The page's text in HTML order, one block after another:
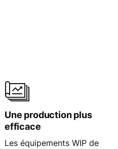
Une production plus
efficace
Les équipements WIP de